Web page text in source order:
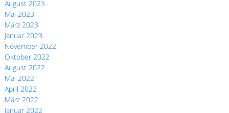
August 2023
Mai 2023
März 2023
Januar 2023
November 2022
Oktober 2022
August 2022
Mai 2022
April 2022
März 2022
Januar 2022